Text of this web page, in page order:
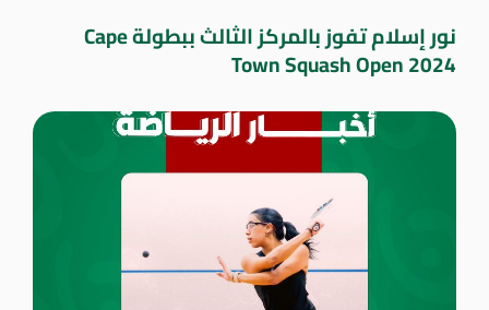
نور إسلام تفوز بالمركز الثالث ببطولة Cape
Town Squash Open 2024